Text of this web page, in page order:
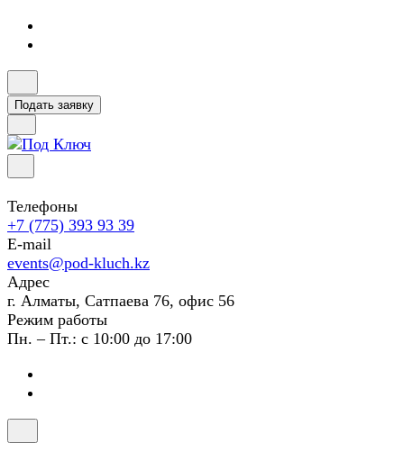
Подать заявку
Телефоны
+7 (775) 393 93 39
E-mail
events@pod-kluch.kz
Адрес
г. Алматы, Сатпаева 76, офис 56
Режим работы
Пн. – Пт.: с 10:00 до 17:00